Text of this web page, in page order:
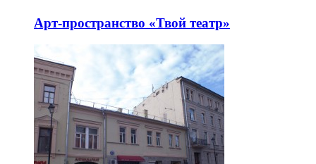
Арт-пространство «Твой театр»